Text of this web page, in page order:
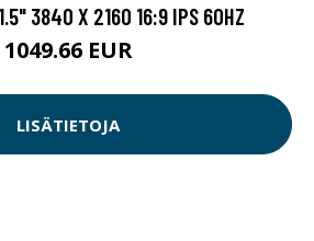
3840 X 2160 16:9 IPS 60HZ
1049.66 EUR
LISÄTIETOJA